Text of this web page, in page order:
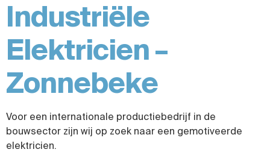
Industriële
Elektricien –
Zonnebeke
Voor een internationale productiebedrijf in de
bouwsector zijn wij op zoek naar een gemotiveerde
elektricien.